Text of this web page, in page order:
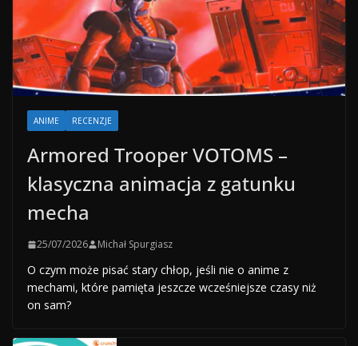
ANIME RECENZJE
Armored Trooper VOTOMS –
klasyczna animacja z gatunku
mecha
25/07/2026 Michał Spurgiasz
O czym może pisać stary chłop, jeśli nie o anime z
mechami, które pamięta jeszcze wcześniejsze czasy niż
on sam?